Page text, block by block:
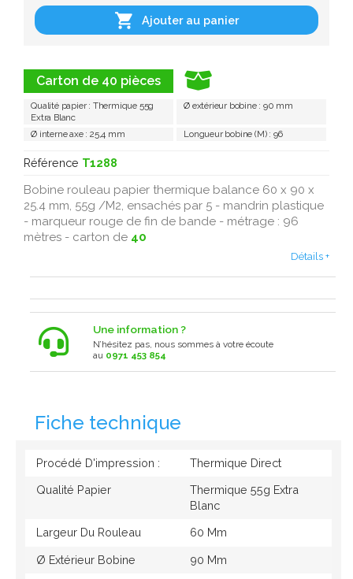
Carton de 40 pièces
Qualité papier : Thermique 55g
Extra Blanc
Ø extérieur bobine : 90 mm
Ø interne axe : 25,4 mm Longueur bobine (M) : 96
Référence T1288
Bobine rouleau papier thermique balance 60 x 90 x
25.4 mm, 55g /M2, ensachés par 5 - mandrin plastique
- marqueur rouge de fin de bande - métrage : 96
mètres - carton de 40
Détails +
Une information ?
N’hésitez pas, nous sommes à votre écoute
au 0971 453 854
 Ajouter au panier
Fiche technique
Procédé D'impression : Thermique Direct
Qualité Papier
Thermique 55g Extra
Blanc
Largeur Du Rouleau 60 Mm
Ø Extérieur Bobine 90 Mm